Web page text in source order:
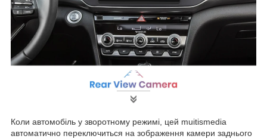
Коли автомобіль у зворотному режимі, цей muitismedia
автоматично переключиться на зображення камери заднього